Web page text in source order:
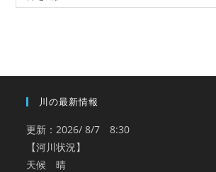
ー
川の最新情報
更新：2026/ 8/7 8:30
【河川状況】
天候 晴